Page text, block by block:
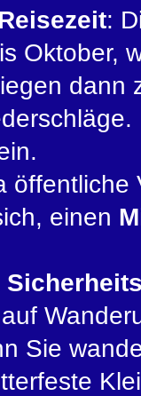
:
Oktober,
öffentliche
einen
Sie